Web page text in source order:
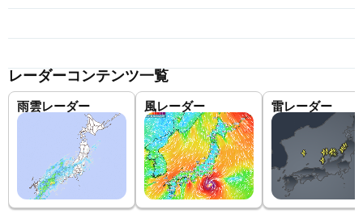
レーダーコンテンツ一覧
雨雲レーダー 風レーダー 雷レーダー